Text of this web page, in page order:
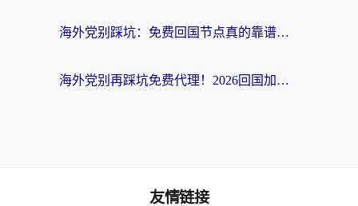
海外党别踩坑：免费回国节点真的靠谱吗？教你选对加速器无缝访问国内资源
海外党别再踩坑免费代理！2026回国加速器全攻略：从选线到避坑，无缝访问国内资源
友情链接